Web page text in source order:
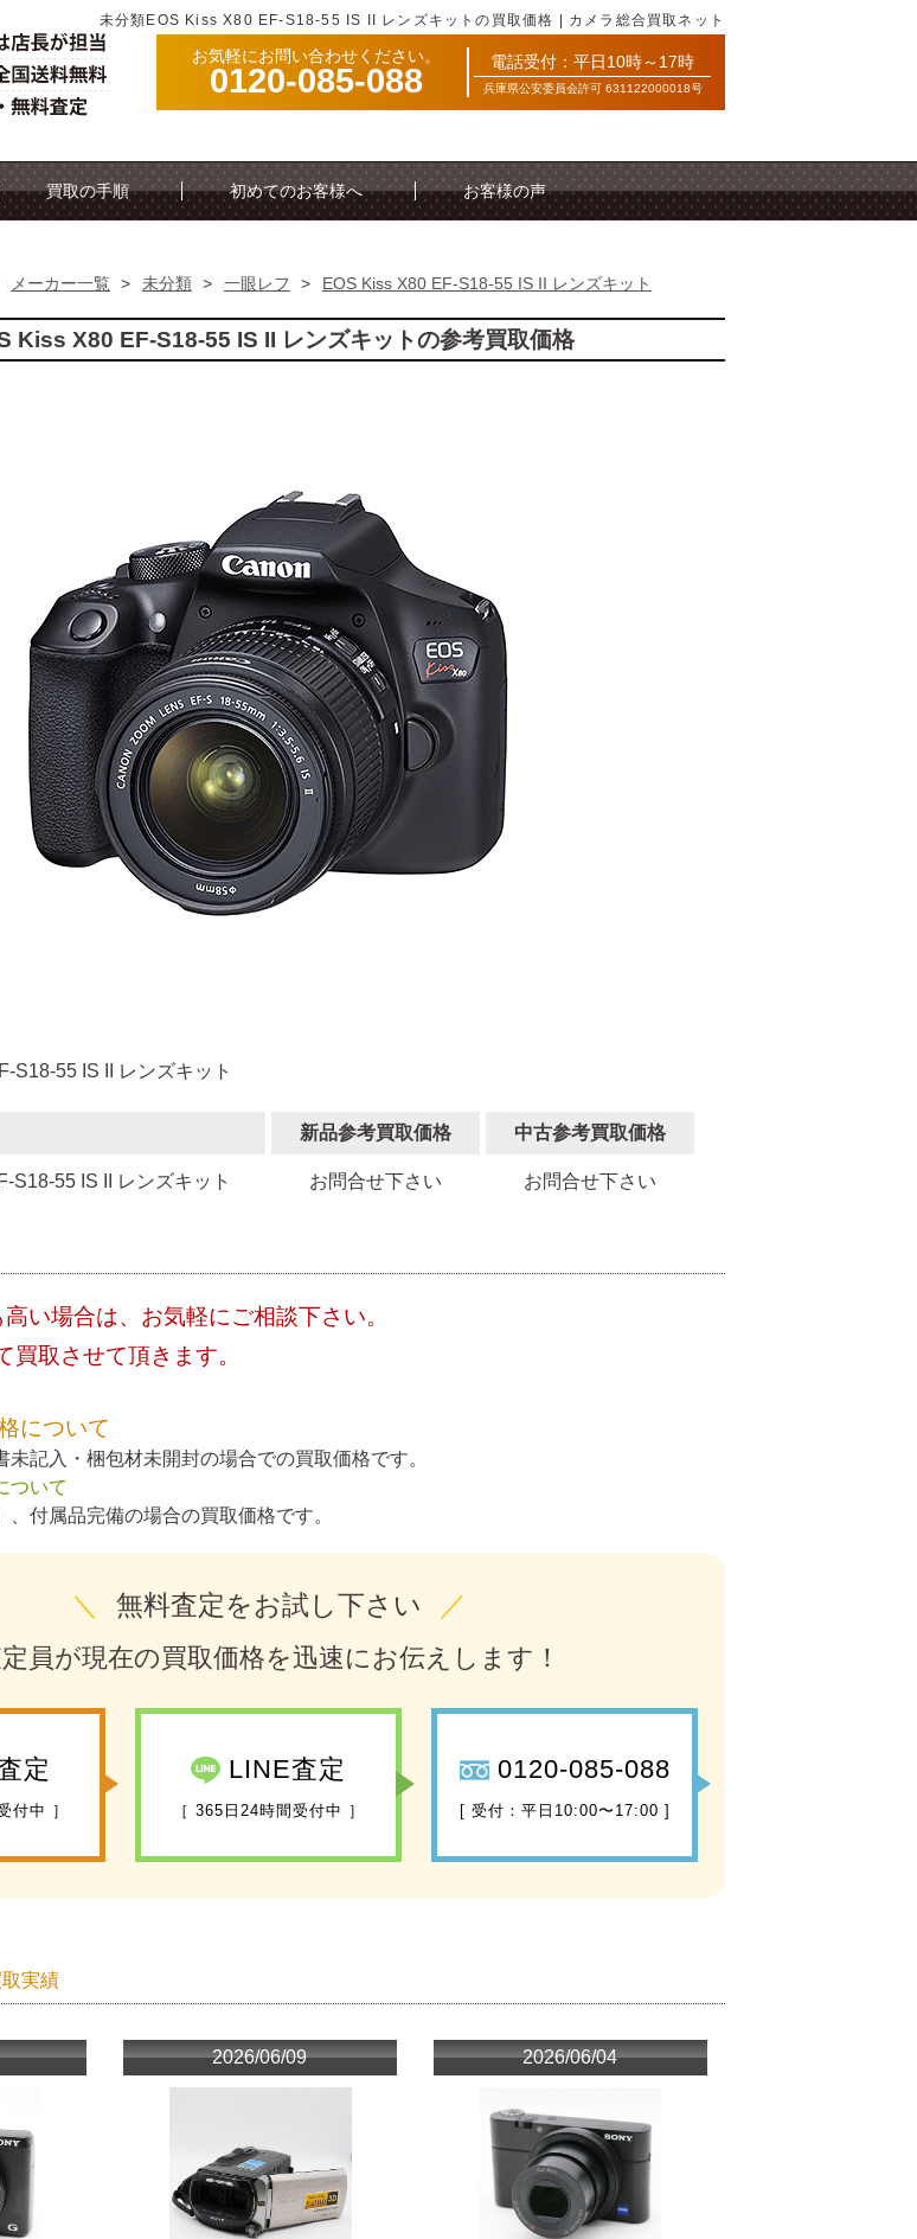
未分類EOS Kiss X80 EF-S18-55 IS II レンズキットの買取価格 | カメラ総合買取ネット
お気軽にお問い合わせください。
0120-085-088 電話受付：平日10時～17時
兵庫県公安委員会許可 631122000018号
買取の手順 初めてのお客様へ お客様の声
メーカー一覧 > 未分類 > 一眼レフ > EOS Kiss X80 EF-S18-55 IS II レンズキット
Kiss X80 EF-S18-55 IS II レンズキットの参考買取価格
S18-55 IS II レンズキット
新品参考買取価格 中古参考買取価格
S18-55 IS II レンズキット お問合せ下さい お問合せ下さい
い場合は、お気軽にご相談下さい。
買取させて頂きます。
について
未記入・梱包材未開封の場合での買取価格です。
ついて
、付属品完備の場合の買取価格です。
＼ 無料査定をお試し下さい ／
員が現在の買取価格を迅速にお伝えします！
定
付中 ］
LINE査定
［ 365日24時間受付中 ］
0120-085-088
[ 受付：平日10:00〜17:00 ]
実績
2026/06/09 2026/06/04